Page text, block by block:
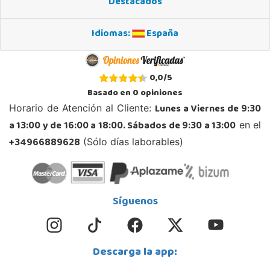
STOCK DISPONIBLE
Juguetilandia Andújar
Avda. Roma S/N
23740, Andújar
953 505 004
Localizar Tienda
Juguetilandia Armilla
Carretera Armilla 29, Urb. Porcegram, 2
Idiomas:
España
0,0/5
Basado en0opiniones
Horario de Atención al Cliente: Lunes a Viernes de 9:30
a 13:00 y de 16:00 a 18:00. Sábados de 9:30 a 13:00 en el
+34966889628 (Sólo días laborables)
Síguenos
Descarga la app: